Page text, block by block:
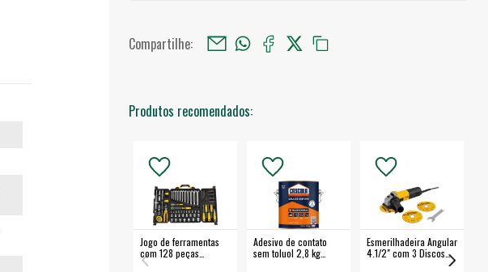
Compartilhe:
Produtos recomendados:
Jogo de ferramentas
com 128 peças
embalagem fechada -
Adesivo de contato
sem toluol 2,8 kg
Esmerilhadeira Angular
4.1/2" com 3 Discos